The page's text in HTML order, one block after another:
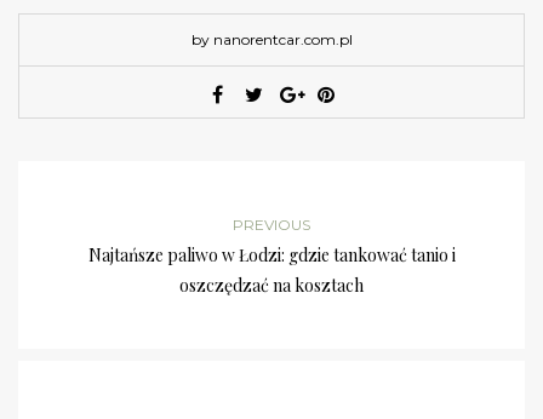
by nanorentcar.com.pl
PREVIOUS
Najtańsze paliwo w Łodzi: gdzie tankować tanio i
oszczędzać na kosztach